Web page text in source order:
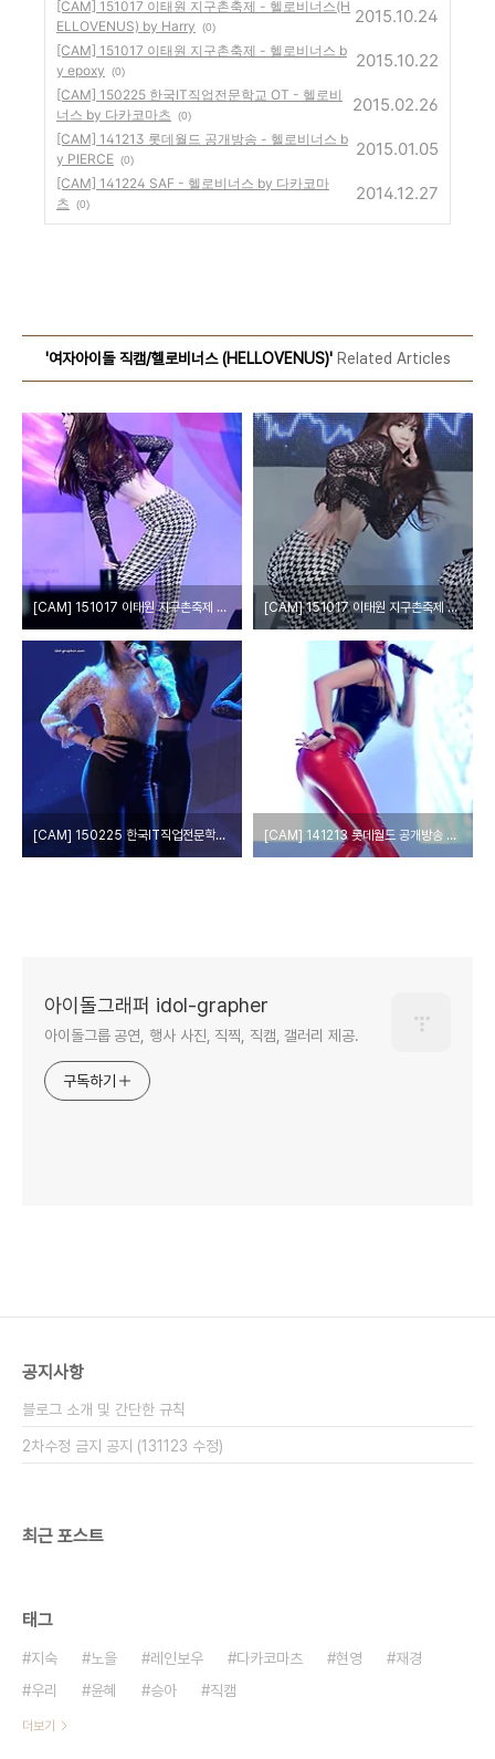
[CAM] 151017 이태원 지구촌축제 - 헬로비너스(H
ELLOVENUS) by Harry
(0)
2015.10.24
[CAM] 151017 이태원 지구촌축제 - 헬로비너스 b
y epoxy
(0)
2015.10.22
[CAM] 150225 한국IT직업전문학교 OT - 헬로비
너스 by 다카코마츠
(0)
2015.02.26
[CAM] 141213 롯데월드 공개방송 - 헬로비너스 b
y PIERCE (0)
2015.01.05
[CAM] 141224 SAF - 헬로비너스 by 다카코마
츠
(0)
2014.12.27
'여자아이돌 직캠/헬로비너스 (HELLOVENUS)'Related Articles
[CAM] 151017 이태원 지구촌축제 - 헬로비너스(HELLOVENUS) by Harry [CAM] 151017 이태원 지구촌축제 - 헬로비너스 by epoxy
[CAM] 150225 한국IT직업전문학교 OT - 헬로비너스 by 다카코마츠 [CAM] 141213 롯데월드 공개방송 - 헬로비너스 by PIERCE
아이돌그래퍼 idol-grapher
아이돌그룹 공연, 행사 사진, 직찍, 직캠, 갤러리 제공.
구독하기
공지사항
블로그 소개 및 간단한 규칙
2차수정 금지 공지 (131123 수정)
최근 포스트
태그
지숙 노을 레인보우 다카코마츠 현영
재경
우리
윤혜 승아 직캠
더보기